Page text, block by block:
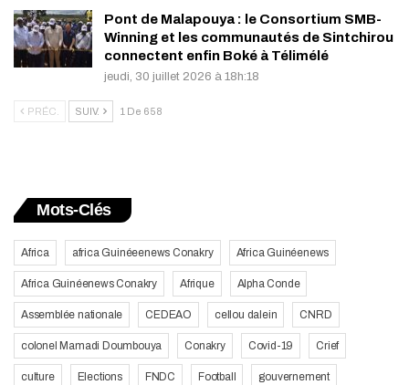
Pont de Malapouya : le Consortium SMB-
Winning et les communautés de Sintchirou
connectent enfin Boké à Télimélé
jeudi, 30 juillet 2026 à 18h:18
PRÉC. SUIV. 1 De 658
Mots-Clés
Africa africa Guinéeenews Conakry Africa Guinéenews
Africa Guinéenews Conakry Afrique Alpha Conde
Assemblée nationale CEDEAO cellou dalein CNRD
colonel Mamadi Doumbouya Conakry Covid-19 Crief
culture Elections FNDC Football gouvernement